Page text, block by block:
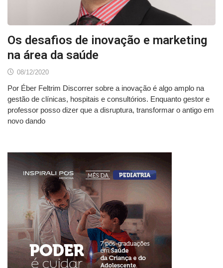
Os desafios de inovação e marketing
na área da saúde
08/12/2020
Por Éber Feltrim Discorrer sobre a inovação é algo amplo na
gestão de clínicas, hospitais e consultórios. Enquanto gestor e
professor posso dizer que a disruptura, transformar o antigo em
novo dando